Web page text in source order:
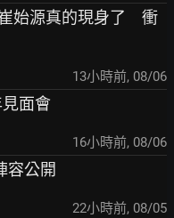
始源真的現身了 衝
13小時前, 08/06
見面會
16小時前, 08/06
容公開
22小時前, 08/05